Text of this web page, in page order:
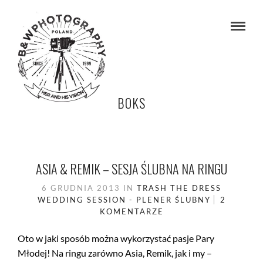
BOKS
ASIA & REMIK – SESJA ŚLUBNA NA RINGU
6 GRUDNIA 2013 IN TRASH THE DRESS
WEDDING SESSION - PLENER ŚLUBNY
2
KOMENTARZE
Oto w jaki sposób można wykorzystać pasje Pary
Młodej! Na ringu zarówno Asia, Remik, jak i my –